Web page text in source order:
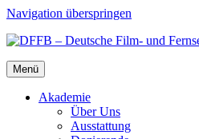
Navigation überspringen
Menü
Aka­de­mie
Über Uns
Aus­stat­tung